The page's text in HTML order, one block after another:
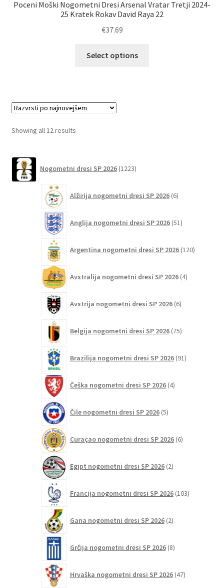
Poceni Moški Nogometni Dresi Arsenal Vratar Tretji 2024-
25 Kratek Rokav David Raya 22
€37.69
Select options
Showing all 12 resultsSorted
Nogometni dresi SP 2026 1223izdelkov
Alžirija nogometni dresi SP 2026 6izdelkov
Anglija nogometni dresi SP 2026 51izdelkov
Argentina nogometni dresi SP 2026 120izdelkov
Avstralija nogometni dresi SP 2026 4izdelki
Avstrija nogometni dresi SP 2026 6izdelkov
Belgija nogometni dresi SP 2026 75izdelkov
Brazilija nogometni dresi SP 2026 91izdelkov
Češka nogometni dresi SP 2026 4izdelki
Čile nogometni dresi SP 2026 5izdelkov
Curaçao nogometni dresi SP 2026 6izdelkov
Egipt nogometni dresi SP 2026 2izdelka
Francija nogometni dresi SP 2026 103izdelki
Gana nogometni dresi SP 2026 2izdelka
Grčija nogometni dresi SP 2026 8izdelkov
Hrvaška nogometni dresi SP 2026 47izdelkov